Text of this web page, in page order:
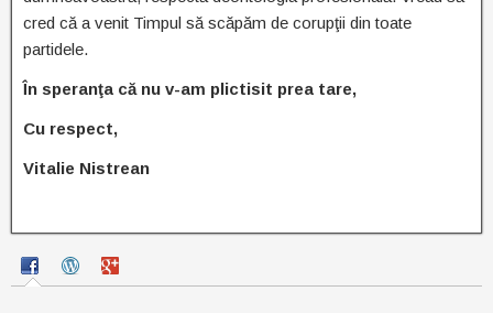
cred că a venit Timpul să scăpăm de corupţii din toate
partidele.
În speranţa că nu v-am plictisit prea tare,
Cu respect,
Vitalie Nistrean